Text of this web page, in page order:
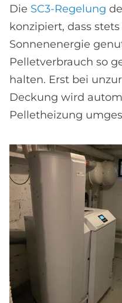
Die SC3-Regelung
konzipiert, dass
Sonnenenergie
Pelletverbrauch so
halten. Erst bei
Deckung wird
Pelletheizung